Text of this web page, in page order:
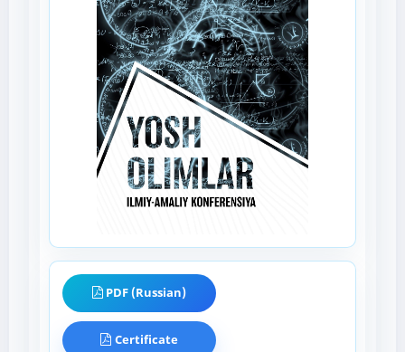
PDF (Russian)
Certificate